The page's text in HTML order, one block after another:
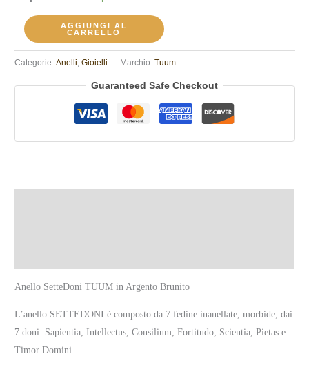
225,00 €.
200,00 €.
AGGIUNGI AL
CARRELLO
Categorie:Anelli,Gioielli Marchio:Tuum
Guaranteed Safe Checkout
Anello SetteDoni TUUM in Argento Brunito
L’anello SETTEDONI è composto da 7 fedine inanellate, morbide; dai
7 doni: Sapientia, Intellectus, Consilium, Fortitudo, Scientia, Pietas e
Timor Domini